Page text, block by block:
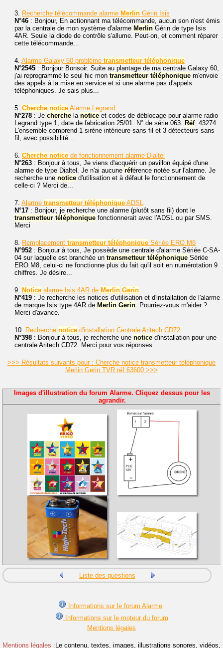
3. Recherche télécommande alarme Merlin Gérin Isis
N°46 : Bonjour, En actionnant ma télécommande, aucun son n'est émis
par la centrale de mon système d'alarme Merlin Gérin de type Isis
4AR. Seule la diode de contrôle s'allume. Peut-on, et comment réparer
cette télécommande...
4. Alarme Galaxy 60 problème transmetteur téléphonique
N°2545 : Bonjour Bonsoir. Suite au plantage de ma centrale Galaxy 60,
j'ai reprogrammé le seul hic mon transmetteur téléphonique m'envoie
des appels à la mise en service et si une alarme pas d'appels
téléphoniques. Je sais plus...
5. Cherche notice Alarme Legrand
N°278 : Je cherche la notice et codes de déblocage pour alarme radio
Legrand type 1, date de fabrication 25/01. N° de série 063. Réf. 43274.
L'ensemble comprend 1 sirène intérieure sans fil et 3 détecteurs sans
fil, avec possibilité...
6. Cherche notice de fonctionnement alarme Dialtel
N°263 : Bonjour à tous, Je viens d'acquérir un pavillon équipé d'une
alarme de type Dialtel. Je n'ai aucune référence notée sur l'alarme. Je
recherche une notice d'utilisation et à défaut le fonctionnement de
celle-ci ? Merci de...
7. Alarme transmetteur téléphonique ADSL
N°17 : Bonjour, je recherche une alarme (plutôt sans fil) dont le
transmetteur téléphonique fonctionnerait avec l'ADSL ou par SMS.
Merci
8. Remplacement transmetteur téléphonique Sériée ERO M8
N°952 : Bonjour à tous, Je possède une centrale d'alarme Sériée C-SA-
04 sur laquelle est branchée un transmetteur téléphonique Sériée
ERO M8, celui-ci ne fonctionne plus du fait qu'il soit en numérotation 9
chiffres. Je désire...
9. Notice alarme Isis 4AR de Merlin Gerin
N°419 : Je recherche les notices d'utilisation et d'installation de l'alarme
de marque Isis type 4AR de Merlin Gerin. Pourriez-vous m'aider ?
Merci d'avance.
10. Recherche notice d'installation Centrale Aritech CD72
N°398 : Bonjour à tous, je recherche une notice d'installation pour une
centrale Aritech CD72. Merci pour vos réponses.
>>> Résultats suivants pour : Cherche notice transmetteur téléphonique
Merlin Gerin TVR réf 63600 >>>
Images d'illustration du forum Alarme. Cliquez dessus pour les
agrandir.
Liste des questions
Informations sur le forum Alarme
Informations sur le moteur du forum
Mentions légales
Mentions légales : Le contenu, textes, images, illustrations sonores, vidéos,